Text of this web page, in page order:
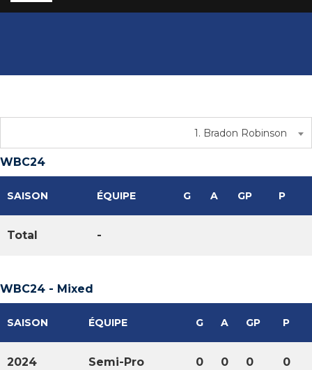
1. Bradon Robinson
WBC24
SAISON ÉQUIPE G A GP P
Total -
WBC24 - Mixed
SAISON ÉQUIPE G A GP P
2024 Semi-Pro 0 0 0 0